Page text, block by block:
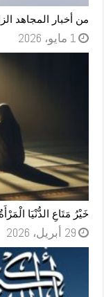
من أخبار المجاهد
1 مايو، 2026
خَيْرُ مَتَاعِ الدُّنْيَا
29 أبريل، 2026